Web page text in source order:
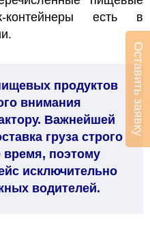
контейнеры есть в
продуктов
внимания
Важнейшей
груза строго
время, поэтому
исключительно
водителей.
Оставить заявку